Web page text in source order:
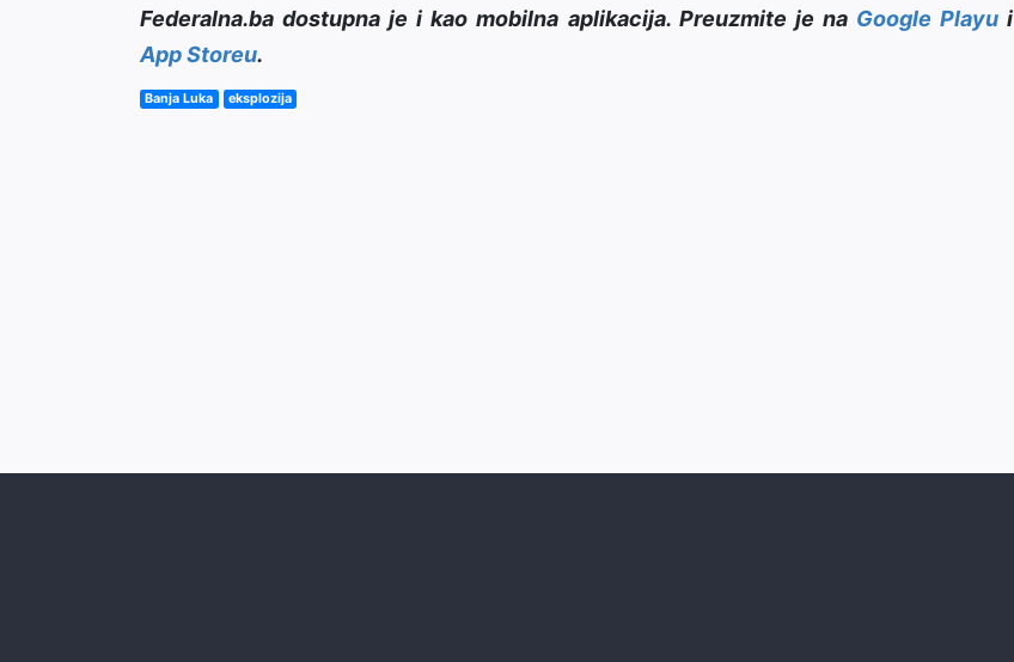
Federalna.ba dostupna je i kao mobilna aplikacija. Preuzmite je na Google Playui
App Storeu.
Banja Luka eksplozija